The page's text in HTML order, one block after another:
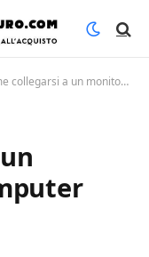
a un monitor da un computer portatile